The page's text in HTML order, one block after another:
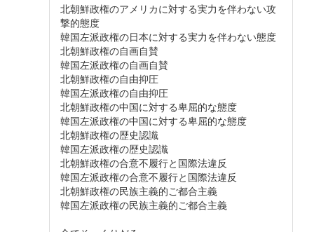
北朝鮮政権のアメリカに対する実力を伴わない攻
撃的態度
韓国左派政権の日本に対する実力を伴わない態度
北朝鮮政権の自画自賛
韓国左派政権の自画自賛
北朝鮮政権の自由抑圧
韓国左派政権の自由抑圧
北朝鮮政権の中国に対する卑屈的な態度
韓国左派政権の中国に対する卑屈的な態度
北朝鮮政権の歴史認識
韓国左派政権の歴史認識
北朝鮮政権の合意不履行と国際法違反
韓国左派政権の合意不履行と国際法違反
北朝鮮政権の民族主義的ご都合主義
韓国左派政権の民族主義的ご都合主義